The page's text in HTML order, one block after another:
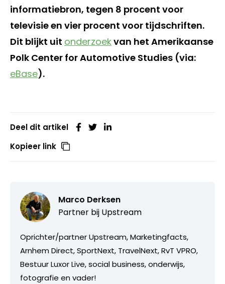
informatiebron, tegen 8 procent voor
televisie en vier procent voor tijdschriften.
Dit blijkt uit onderzoekvan het Amerikaanse
Polk Center for Automotive Studies (via:
eBase).
Deel dit artikel
Kopieer link
Marco Derksen
Partner bij Upstream
Oprichter/partner Upstream, Marketingfacts,
Arnhem Direct, SportNext, TravelNext, RvT VPRO,
Bestuur Luxor Live, social business, onderwijs,
fotografie en vader!